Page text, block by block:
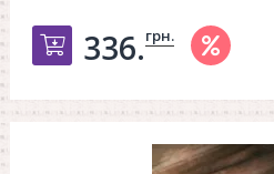
Добавить в корзину
336.грн.